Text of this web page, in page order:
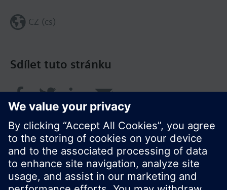
Sdílet tuto stránku
CZ (cs)